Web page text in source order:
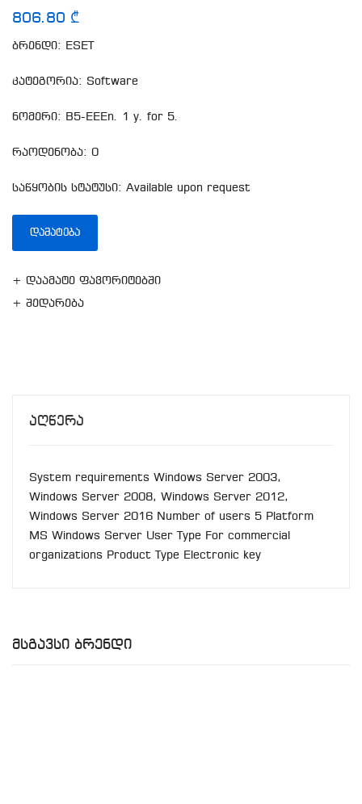
806.80 ₾
ბრენდი: ESET
კატეგორია: Software
ნომერი: B5-EEEn. 1 y. for 5.
რაოდენობა: 0
საწყობის სტატუსი: Available upon request
ᲓᲐᲛᲐᲢᲔᲑᲐ
+ დაამატე ფავორიტებში
+ შედარება
Აღწერა
System requirements Windows Server 2003,
Windows Server 2008, Windows Server 2012,
Windows Server 2016 Number of users 5 Platform
MS Windows Server User Type For commercial
organizations Product Type Electronic key
Მსგავსი Ბრენდი